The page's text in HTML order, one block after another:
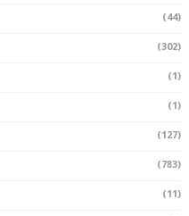
(44)
(302)
(1)
(1)
(127)
(783)
(11)